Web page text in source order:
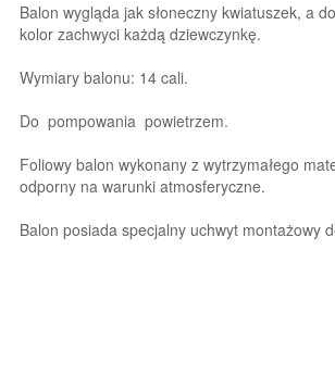
Balon wygląda jak słoneczny kwiatuszek, a
kolor zachwyci każdą dziewczynkę.
Wymiary balonu: 14 cali.
Do pompowania powietrzem.
Foliowy balon wykonany z wytrzymałego
odporny na warunki atmosferyczne.
Balon posiada specjalny uchwyt montażowy